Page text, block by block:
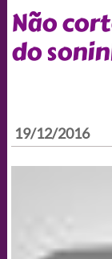
Não
do
19/12/2016